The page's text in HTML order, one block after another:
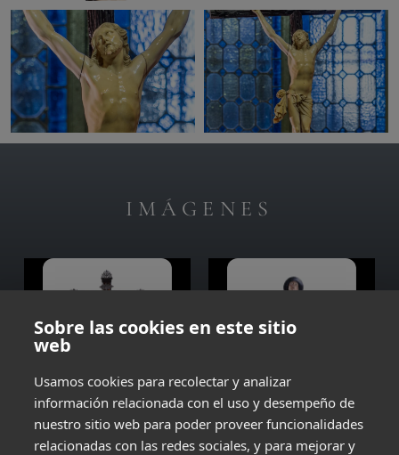
IMÁGENES
Crucificado de
marfil
Imagen San Juan
de Dios
Sobre las cookies en este sitio
web
Usamos cookies para recolectar y analizar
información relacionada con el uso y desempeño de
nuestro sitio web para poder proveer funcionalidades
relacionadas con las redes sociales, y para mejorar y